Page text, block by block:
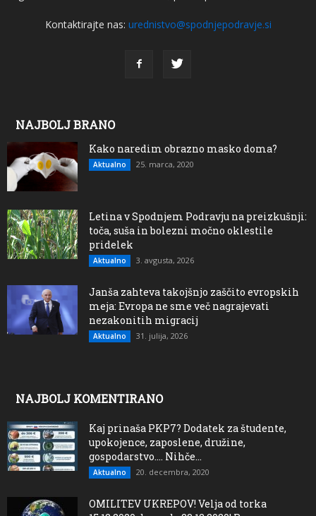
Kontaktirajte nas: urednistvo@spodnjepodravje.si
NAJBOLJ BRANO
Kako naredim obrazno masko doma?
Aktualno 25. marca, 2020
Letina v Spodnjem Podravju na preizkušnji:
toča, suša in bolezni močno oklestile
pridelek
Aktualno 3. avgusta, 2026
Janša zahteva takojšnjo zaščito evropskih
meja: Evropa ne sme več nagrajevati
nezakonitih migracij
Aktualno 31. julija, 2026
NAJBOLJ KOMENTIRANO
Kaj prinaša PKP7? Dodatek za študente,
upokojence, zaposlene, družine,
gospodarstvo…. Nihče...
Aktualno 20. decembra, 2020
OMILITEV UKREPOV! Velja od torka